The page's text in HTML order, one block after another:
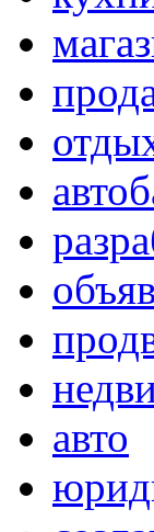
авто